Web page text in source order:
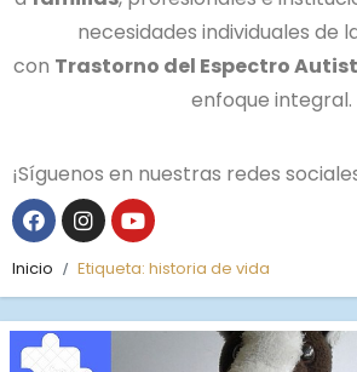
necesidades individuales de
con Trastorno del Espectro
enfoque integral.
¡Síguenos en nuestras redes
Inicio Etiqueta: historia de vida